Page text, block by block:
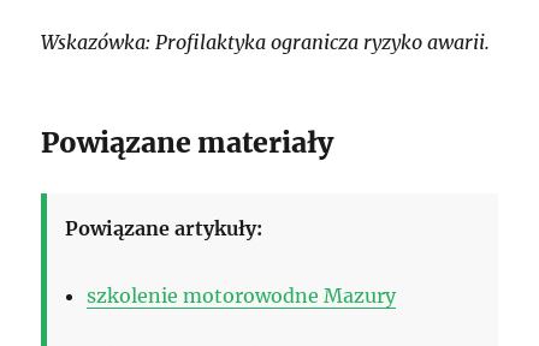
Wskazówka: Profilaktyka ogranicza ryzyko awarii.
Powiązane materiały
Powiązane artykuły:
szkolenie motorowodne Mazury